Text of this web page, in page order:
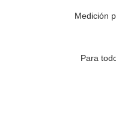
Medición
Para